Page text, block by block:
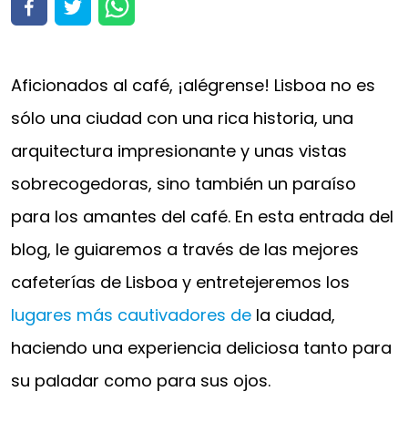
Aficionados al café, ¡alégrense! Lisboa no es
sólo una ciudad con una rica historia, una
arquitectura impresionante y unas vistas
sobrecogedoras, sino también un paraíso
para los amantes del café. En esta entrada del
blog, le guiaremos a través de las mejores
cafeterías de Lisboa y entretejeremos los
lugares más cautivadores de la ciudad,
haciendo una experiencia deliciosa tanto para
su paladar como para sus ojos.